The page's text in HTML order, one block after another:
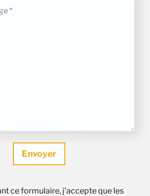
ce formulaire, j'accepte que les